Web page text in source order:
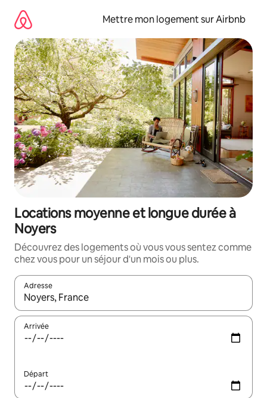
directement
contenu
Mettre mon logement sur Airbnb
Locations moyenne et longue durée à
Noyers
Découvrez des logements où vous vous sentez comme
chez vous pour un séjour d'un mois ou plus.
Adresse
Lorsque les résultats s'affichent, utilisez les flèches vers le
Arrivée
Départ